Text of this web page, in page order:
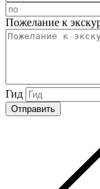
Пожелание к
Гид